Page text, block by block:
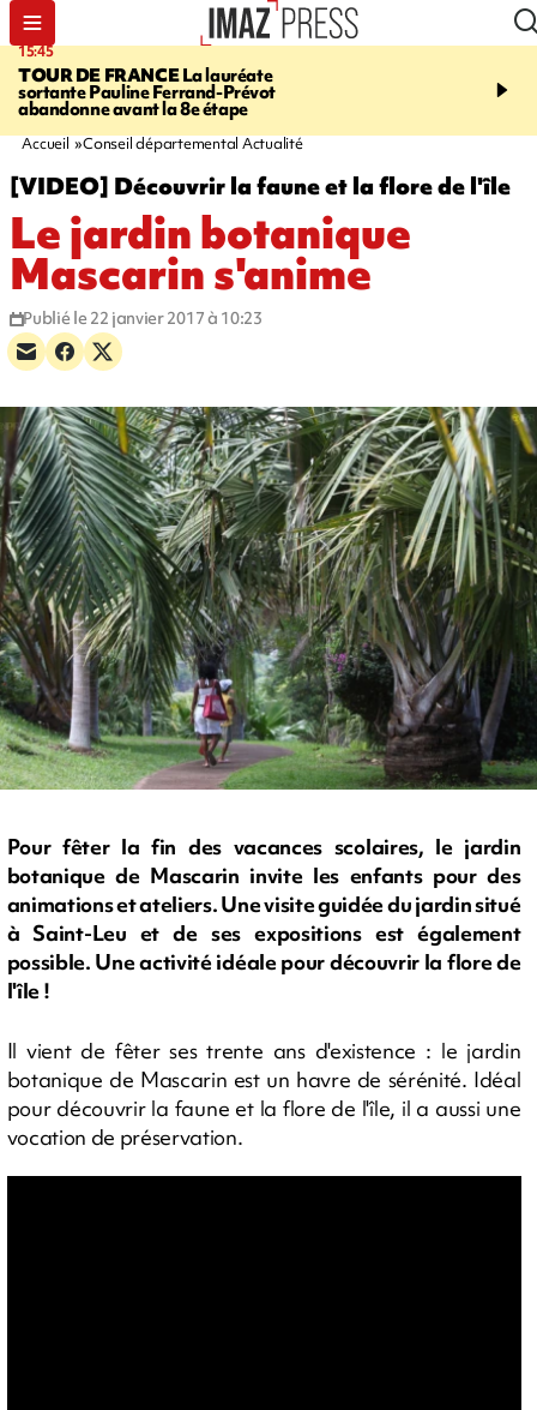
15:45
TOUR DE FRANCELa lauréate
sortante Pauline Ferrand-Prévot
abandonne avant la 8e étape
20:17
routière, concours de
Accueil Conseil départemental Actualité
[VIDEO] Découvrir la faune et la flore de l'île
Le jardin botanique
Mascarin s'anime
Publié le 22 janvier 2017 à 10:23
Pour fêter la fin des vacances scolaires, le jardin
botanique de Mascarin invite les enfants pour des
animations et ateliers. Une visite guidée du jardin situé
à Saint-Leu et de ses expositions est également
possible. Une activité idéale pour découvrir la flore de
l'île !
Il vient de fêter ses trente ans d'existence : le jardin
botanique de Mascarin est un havre de sérénité. Idéal
pour découvrir la faune et la flore de l'île, il a aussi une
vocation de préservation.